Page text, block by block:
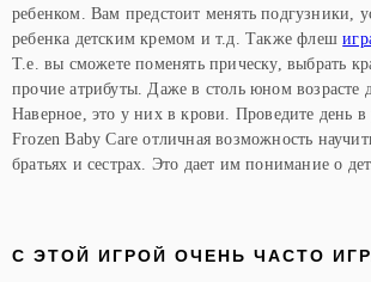
ребенком. Вам предстоит менять подгузники,
ребенка детским кремом и т.д. Также флеш
Т.е. вы сможете поменять прическу, выбрать
прочие атрибуты. Даже в столь юном возрасте
Наверное, это у них в крови. Проведите день
Frozen Baby Care отличная возможность
братьях и сестрах. Это дает им понимание о
C ЭТОЙ ИГРОЙ ОЧЕНЬ ЧАСТО